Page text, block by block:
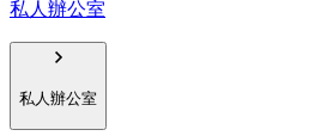
私人辦公室
私人辦公室